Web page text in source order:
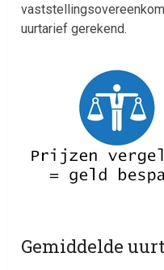
uurtarief gerekend.
Gemiddelde